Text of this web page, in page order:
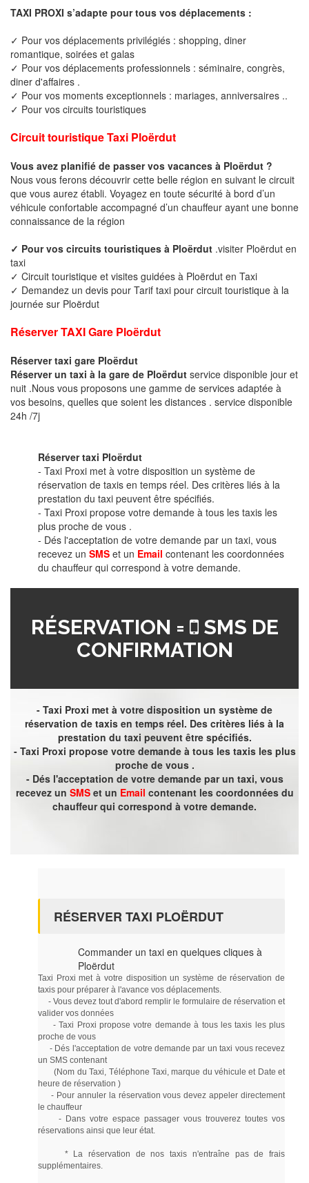
TAXI PROXI s’adapte pour tous vos déplacements :
✓ Pour vos déplacements privilégiés : shopping, diner
romantique, soirées et galas
✓ Pour vos déplacements professionnels : séminaire, congrès,
diner d'affaires .
✓ Pour vos moments exceptionnels : mariages, anniversaires ..
✓ Pour vos circuits touristiques
Circuit touristique Taxi Ploërdut
Vous avez planifié de passer vos vacances à Ploërdut ?
Nous vous ferons découvrir cette belle région en suivant le circuit
que vous aurez établi. Voyagez en toute sécurité à bord d’un
véhicule confortable accompagné d’un chauffeur ayant une bonne
connaissance de la région
✓ Pour vos circuits touristiques à Ploërdut .visiter Ploërdut en
taxi
✓ Circuit touristique et visites guidées à Ploërdut en Taxi
✓ Demandez un devis pour Tarif taxi pour circuit touristique à la
journée sur Ploërdut
Réserver TAXI Gare Ploërdut
Réserver taxi gare Ploërdut
Réserver un taxi à la gare de Ploërdut service disponible jour et
nuit .Nous vous proposons une gamme de services adaptée à
vos besoins, quelles que soient les distances . service disponible
24h /7j
Réserver taxi Ploërdut
- Taxi Proxi met à votre disposition un système de
réservation de taxis en temps réel. Des critères liés à la
prestation du taxi peuvent être spécifiés.
- Taxi Proxi propose votre demande à tous les taxis les
plus proche de vous .
- Dés l'acceptation de votre demande par un taxi, vous
recevez un SMS et un Email contenant les coordonnées
du chauffeur qui correspond à votre demande.
RÉSERVATION =
SMS DE
CONFIRMATION
- Taxi Proxi met à votre disposition un système de
réservation de taxis en temps réel. Des critères liés à la
prestation du taxi peuvent être spécifiés.
- Taxi Proxi propose votre demande à tous les taxis les plus
proche de vous .
- Dés l'acceptation de votre demande par un taxi, vous
recevez un SMSet un Email contenant les coordonnées du
chauffeur qui correspond à votre demande.
RÉSERVER TAXI PLOËRDUT
Commander un taxi en quelques cliques à
Ploërdut
Taxi Proxi met à votre disposition un système de réservation de
taxis pour préparer à l'avance vos déplacements.
- Vous devez tout d'abord remplir le formulaire de réservation et
valider vos données
- Taxi Proxi propose votre demande à tous les taxis les plus
proche de vous
- Dés l'acceptation de votre demande par un taxi vous recevez
un SMS contenant
(Nom du Taxi, Téléphone Taxi, marque du véhicule et Date et
heure de réservation )
- Pour annuler la réservation vous devez appeler directement
le chauffeur
- Dans votre espace passager vous trouverez toutes vos
réservations ainsi que leur état.
* La réservation de nos taxis n'entraîne pas de frais
supplémentaires.